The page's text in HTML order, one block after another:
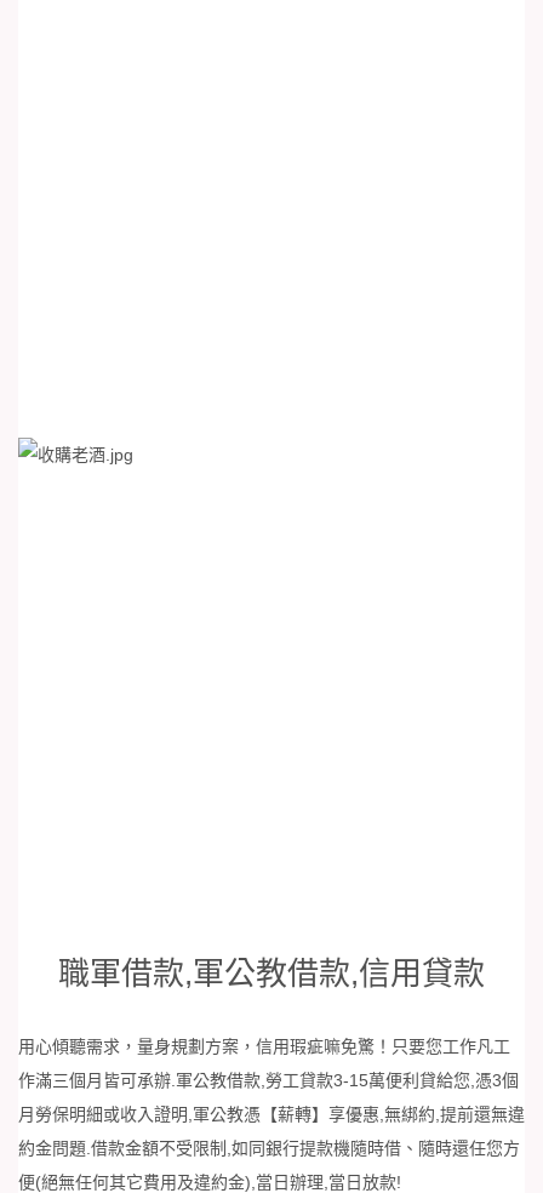
職軍借款,軍公教借款,信用貸款
用心傾聽需求，量身規劃方案，信用瑕疵嘛免驚！只要您工作凡工
作滿三個月皆可承辦.軍公教借款,勞工貸款3-15萬便利貸給您,憑3個
月勞保明細或收入證明,軍公教憑【薪轉】享優惠,無綁約,提前還無違
約金問題.借款金額不受限制,如同銀行提款機隨時借、隨時還任您方
便(絕無任何其它費用及違約金),當日辦理,當日放款!